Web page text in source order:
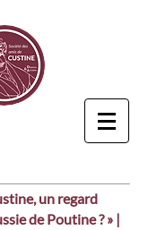
un regard
de Poutine ? » |